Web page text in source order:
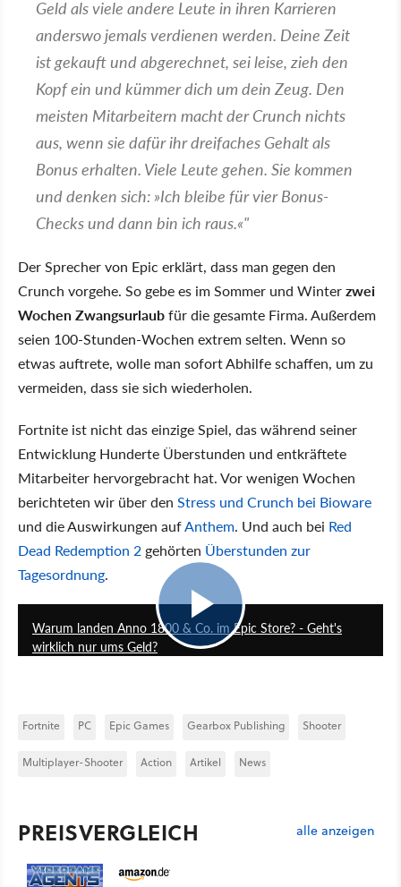
Geld als viele andere Leute in ihren Karrieren
anderswo jemals verdienen werden. Deine Zeit
ist gekauft und abgerechnet, sei leise, zieh den
Kopf ein und kümmer dich um dein Zeug. Den
meisten Mitarbeitern macht der Crunch nichts
aus, wenn sie dafür ihr dreifaches Gehalt als
Bonus erhalten. Viele Leute gehen. Sie kommen
und denken sich: »Ich bleibe für vier Bonus-
Checks und dann bin ich raus.«"
Der Sprecher von Epic erklärt, dass man gegen den
Crunch vorgehe. So gebe es im Sommer und Winterzwei
Wochen Zwangsurlaubfür die gesamte Firma. Außerdem
seien 100-Stunden-Wochen extrem selten. Wenn so
etwas auftrete, wolle man sofort Abhilfe schaffen, um zu
vermeiden, dass sie sich wiederholen.
Fortnite ist nicht das einzige Spiel, das während seiner
Entwicklung Hunderte Überstunden und entkräftete
Mitarbeiter hervorgebracht hat. Vor wenigen Wochen
berichteten wir über den Stress und Crunch bei Bioware
und die Auswirkungen aufAnthem. Und auch bei Red
Dead Redemption 2 gehörten Überstunden zur
Tagesordnung.
Warum landen Anno 1800 & Co. im Epic Store? - Geht's
wirklich nur ums Geld?
Fortnite PC Epic Games Gearbox Publishing Shooter
Multiplayer-Shooter Action Artikel News
PREISVERGLEICH alle anzeigen